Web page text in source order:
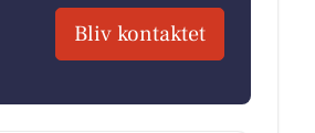
Bliv kontaktet